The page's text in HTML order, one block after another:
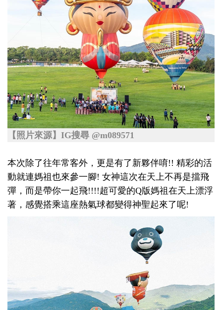
【照片來源】IG搜尋 @m089571
本次除了往年常客外，更是有了新夥伴唷!! 精彩的活
動就連媽祖也來參一腳! 女神這次在天上不再是擋飛
彈，而是帶你一起飛!!!!超可愛的Q版媽祖在天上漂浮
著，感覺搭乘這座熱氣球都變得神聖起來了呢!